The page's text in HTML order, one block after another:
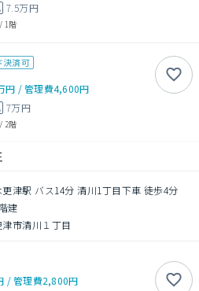
7.5万円
/ 1階
決済可
円 /管理費4,600円
7万円
/ 2階
津駅 バス14分 清川1丁目下車 徒歩4分
建
市清川１丁目
/管理費2,800円